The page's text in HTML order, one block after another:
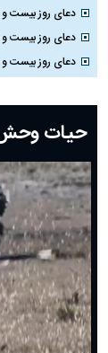
دعای روز بیست و ششم
دعای روز بیست و پنجم
دعای روز بیست و سوم
دعای روز بیستم ماه
دعای روز هشتم ماه مبارک
دعای روز هفتم ماه
دعای روز ششم ماه
دعای روز پنجم ماه
دعای روز چهارم ماه
دعای روز سوم ماه مبارک
دعای روز دوم ماه مبارک
دعای روز اول ماه مبارک
حضرت زینب(س)
حیات